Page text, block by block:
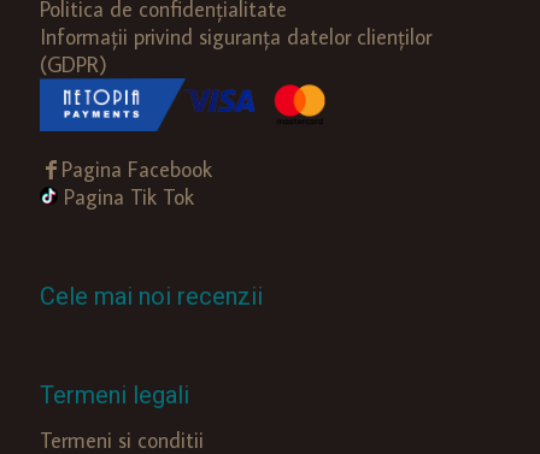
Politica de confidențialitate
Informații privind siguranța datelor clienților
(GDPR)
Pagina Facebook
Pagina Tik Tok
Cele mai noi recenzii
Termeni legali
Termeni si conditii